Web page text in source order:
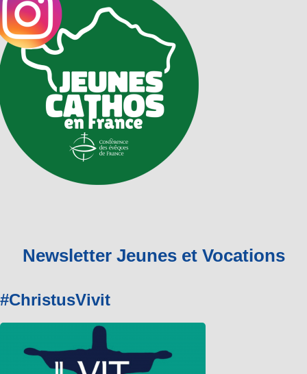
Newsletter Jeunes et Vocations
#ChristusVivit